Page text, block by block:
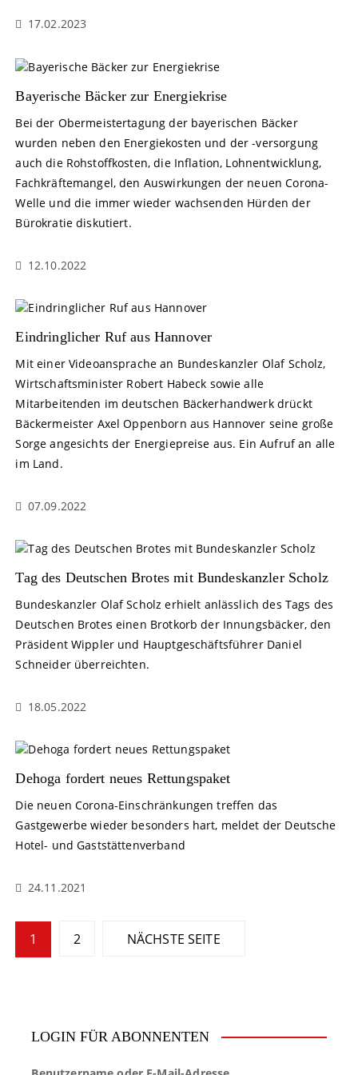
17.02.2023
Bayerische Bäcker zur Energiekrise
Bei der Obermeistertagung der bayerischen Bäcker
wurden neben den Energiekosten und der -versorgung
auch die Rohstoffkosten, die Inflation, Lohnentwicklung,
Fachkräftemangel, den Auswirkungen der neuen Corona-
Welle und die immer wieder wachsenden Hürden der
Bürokratie diskutiert.
12.10.2022
Eindringlicher Ruf aus Hannover
Mit einer Videoansprache an Bundeskanzler Olaf Scholz,
Wirtschaftsminister Robert Habeck sowie alle
Mitarbeitenden im deutschen Bäckerhandwerk drückt
Bäckermeister Axel Oppenborn aus Hannover seine große
Sorge angesichts der Energiepreise aus. Ein Aufruf an alle
im Land.
07.09.2022
Tag des Deutschen Brotes mit Bundeskanzler Scholz
Bundeskanzler Olaf Scholz erhielt anlässlich des Tags des
Deutschen Brotes einen Brotkorb der Innungsbäcker, den
Präsident Wippler und Hauptgeschäftsführer Daniel
Schneider überreichten.
18.05.2022
Dehoga fordert neues Rettungspaket
Die neuen Corona-Einschränkungen treffen das
Gastgewerbe wieder besonders hart, meldet der Deutsche
Hotel- und Gaststättenverband
24.11.2021
e
1 2 NÄCHSTE SEITE
LOGIN FÜR ABONNENTEN